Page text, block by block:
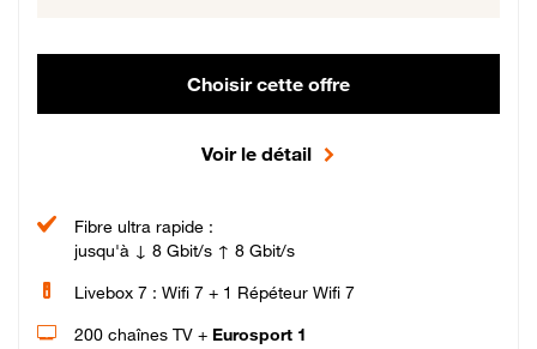
Choisir cette offre
Voir le détail
Fibre ultra rapide :
jusqu'à ↓ 8 Gbit/s ↑ 8 Gbit/s
Livebox 7 : Wifi 7 + 1 Répéteur Wifi 7
200 chaînes TV + Eurosport 1